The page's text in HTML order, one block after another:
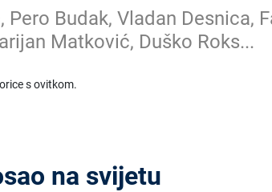
Pero Budak, Vladan Desnica,
Matković, Duško Roks...
s ovitkom.
na svijetu